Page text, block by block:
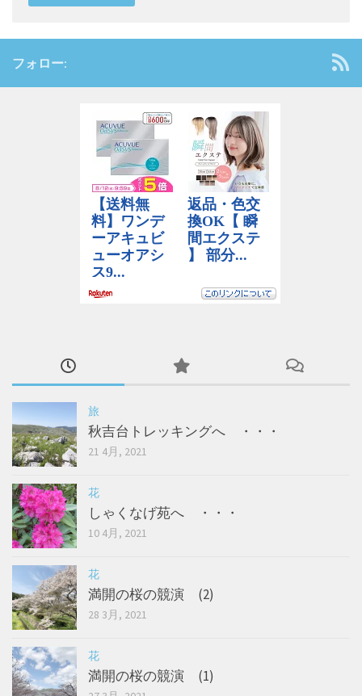
フォロー:
旅
秋吉台トレッキングへ ・・・
21 4月, 2021
花
しゃくなげ苑へ ・・・
10 4月, 2021
花
満開の桜の競演 (2)
28 3月, 2021
花
満開の桜の競演 (1)